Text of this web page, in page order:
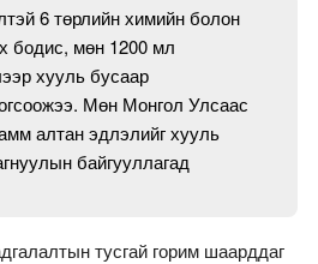
6 төрлийн химийн болон
бодис, мөн 1200 мл
хууль бусаар
Мөн Монгол Улсаас
алтан эдлэлийг хууль
байгууллагад
тусгай горим шаарддаг